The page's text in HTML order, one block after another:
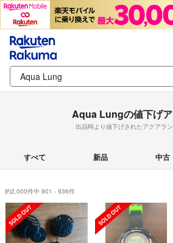
Aqua Lungの値下げ
出品時より値下げされたアクアラ
すべて 新品 中古
約2,000件中 901 - 936件